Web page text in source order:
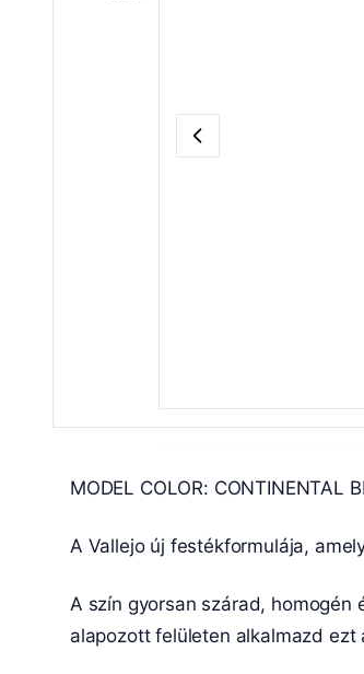
MODEL COLOR: CONTINENTAL
A Vallejo új festékformulája,
A szín gyorsan szárad,
alapozott felületen alkalmazd ezt